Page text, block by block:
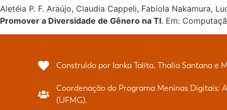
Aletéia P. F. Araújo, Claudia Cappeli, Fabíola Nakamura,
Promover a Diversidade de Gênero na TI. Em:
Construído por Ianka Talita, Thalia Santana e
Coordenação do Programa Meninas Digitais:
(UFMG).